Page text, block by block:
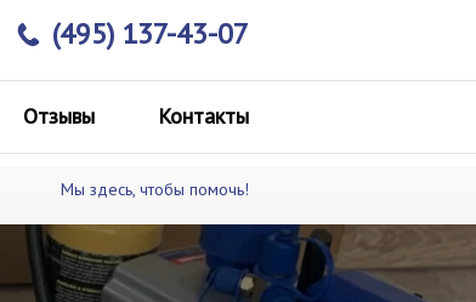
(495) 137-43-07
Отзывы Контакты
Мы здесь, чтобы помочь!